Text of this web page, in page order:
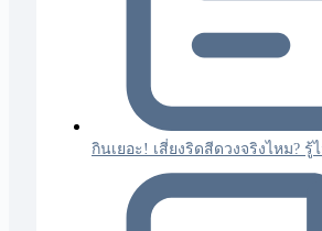
กินเยอะ! เสี่ยงริดสีดวงจริงไหม? รู้